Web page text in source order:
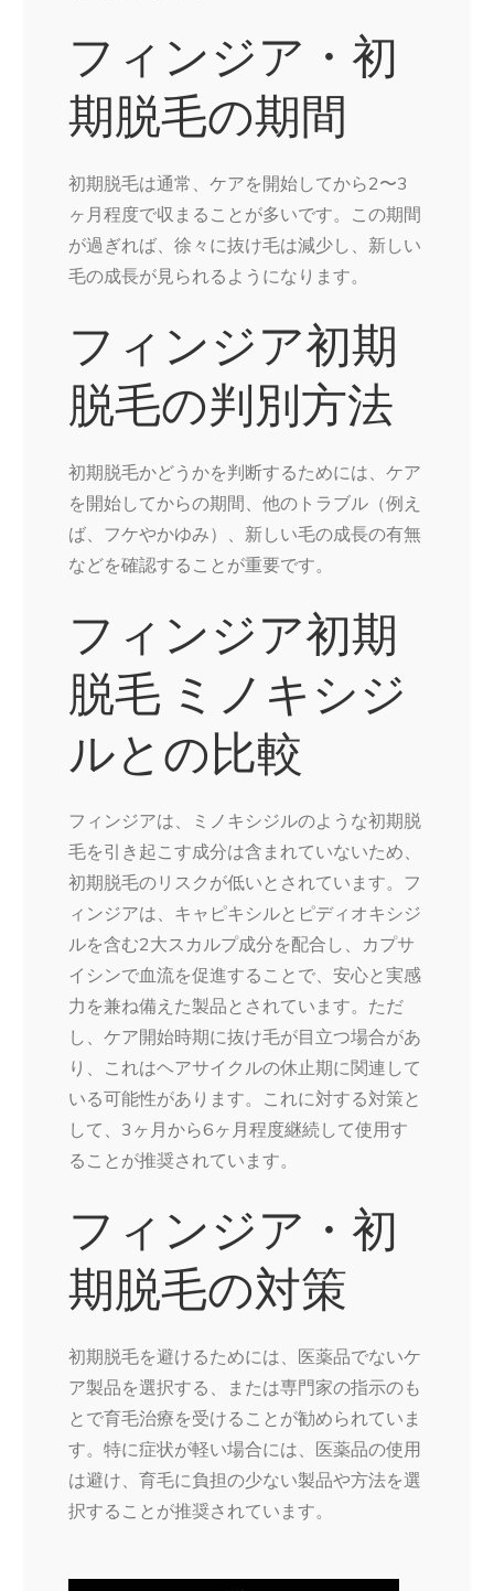
フィンジア・初
期脱毛の期間
初期脱毛は通常、ケアを開始してから2〜3
ヶ月程度で収まることが多いです。この期間
が過ぎれば、徐々に抜け毛は減少し、新しい
毛の成長が見られるようになります。
フィンジア初期
脱毛の判別方法
初期脱毛かどうかを判断するためには、ケア
を開始してからの期間、他のトラブル（例え
ば、フケやかゆみ）、新しい毛の成長の有無
などを確認することが重要です。
フィンジア初期
脱毛 ミノキシジ
ルとの比較
フィンジアは、ミノキシジルのような初期脱
毛を引き起こす成分は含まれていないため、
初期脱毛のリスクが低いとされています。フ
ィンジアは、キャピキシルとピディオキシジ
ルを含む2大スカルプ成分を配合し、カプサ
イシンで血流を促進することで、安心と実感
力を兼ね備えた製品とされています。ただ
し、ケア開始時期に抜け毛が目立つ場合があ
り、これはヘアサイクルの休止期に関連して
いる可能性があります。これに対する対策と
して、3ヶ月から6ヶ月程度継続して使用す
ることが推奨されています。
フィンジア・初
期脱毛の対策
初期脱毛を避けるためには、医薬品でないケ
ア製品を選択する、または専門家の指示のも
とで育毛治療を受けることが勧められていま
す。特に症状が軽い場合には、医薬品の使用
は避け、育毛に負担の少ない製品や方法を選
択することが推奨されています。